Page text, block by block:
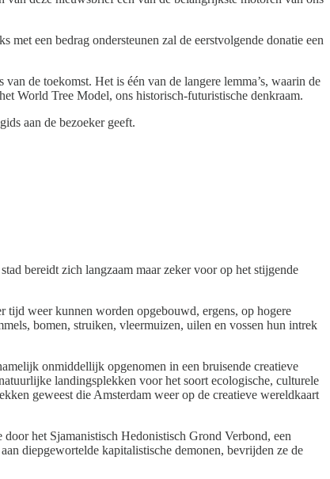
een bedrag ondersteunen zal de eerstvolgende donatie een
de toekomst. Het is één van de langere lemma’s, waarin de
World Tree Model, ons historisch-futuristische denkraam.
aan de bezoeker geeft.
bereidt zich langzaam maar zeker voor op het stijgende
tijd weer kunnen worden opgebouwd, ergens, op hogere
bomen, struiken, vleermuizen, uilen en vossen hun intrek
onmiddellijk opgenomen in een bruisende creatieve
landingsplekken voor het soort ecologische, culturele
geweest die Amsterdam weer op de creatieve wereldkaart
het Sjamanistisch Hedonistisch Grond Verbond, een
diepgewortelde kapitalistische demonen, bevrijden ze de